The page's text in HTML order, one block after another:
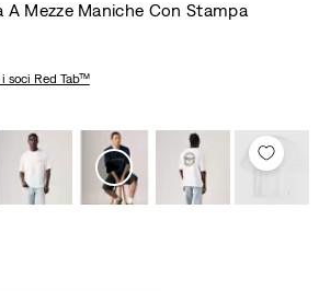
A Mezze Maniche Con Stampa
soci Red Tab™